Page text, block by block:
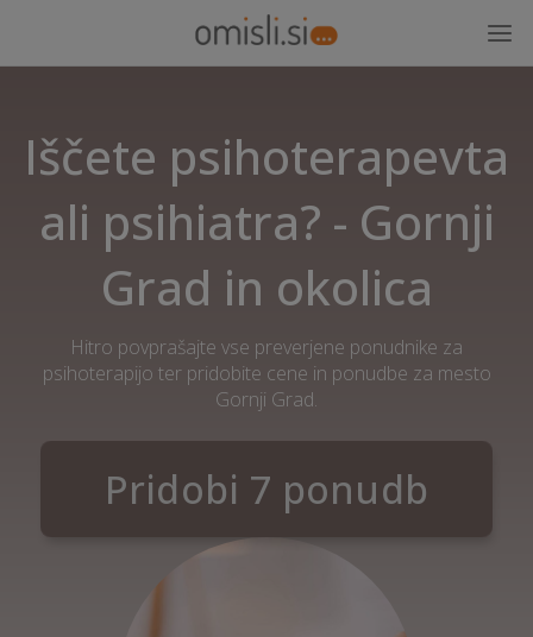
Iščete psihoterapevta
ali psihiatra? - Gornji
Grad in okolica
Hitro povprašajte vse preverjene ponudnike za
psihoterapijo ter pridobite cene in ponudbe za mesto
Gornji Grad.
Pridobi 7 ponudb